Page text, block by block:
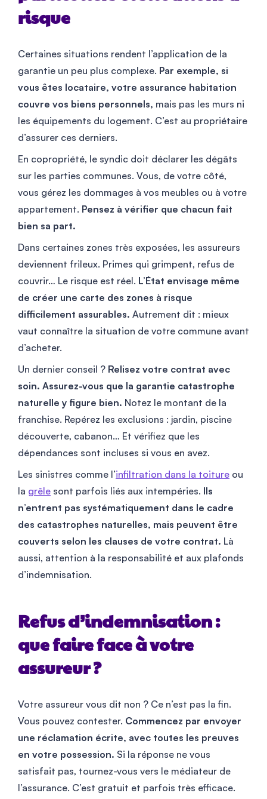
risque
Certaines situations rendent l’application de la
garantie un peu plus complexe. Par exemple, si
vous êtes locataire, votre assurance habitation
couvre vos biens personnels, mais pas les murs ni
les équipements du logement. C’est au propriétaire
d’assurer ces derniers.
En copropriété, le syndic doit déclarer les dégâts
sur les parties communes. Vous, de votre côté,
vous gérez les dommages à vos meubles ou à votre
appartement. Pensez à vérifier que chacun fait
bien sa part.
Dans certaines zones très exposées, les assureurs
deviennent frileux. Primes qui grimpent, refus de
couvrir… Le risque est réel. L’État envisage même
de créer une carte des zones à risque
difficilement assurables. Autrement dit : mieux
vaut connaître la situation de votre commune avant
d’acheter.
Un dernier conseil ? Relisez votre contrat avec
soin. Assurez-vous que la garantie catastrophe
naturelle y figure bien. Notez le montant de la
franchise. Repérez les exclusions : jardin, piscine
découverte, cabanon… Et vérifiez que les
dépendances sont incluses si vous en avez.
Les sinistres comme l’infiltration dans la toiture ou
la grêle sont parfois liés aux intempéries. Ils
n’entrent pas systématiquement dans le cadre
des catastrophes naturelles, mais peuvent être
couverts selon les clauses de votre contrat. Là
aussi, attention à la responsabilité et aux plafonds
d’indemnisation.
Refus d’indemnisation :
que faire face à votre
assureur ?
Votre assureur vous dit non ? Ce n’est pas la fin.
Vous pouvez contester. Commencez par envoyer
une réclamation écrite, avec toutes les preuves
en votre possession. Si la réponse ne vous
satisfait pas, tournez-vous vers le médiateur de
l’assurance. C’est gratuit et parfois très efficace.